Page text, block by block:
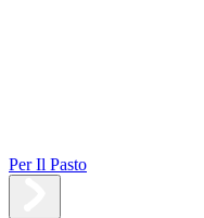
Per Il Pasto